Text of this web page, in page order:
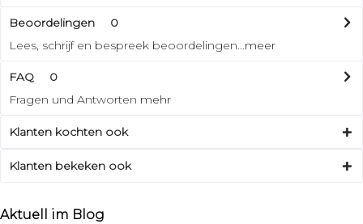
Beoordelingen
0
Lees, schrijf en bespreek beoordelingen...meer
FAQ
0
Fragen und Antworten mehr
Klanten kochten ook
Klanten bekeken ook
Aktuell im Blog